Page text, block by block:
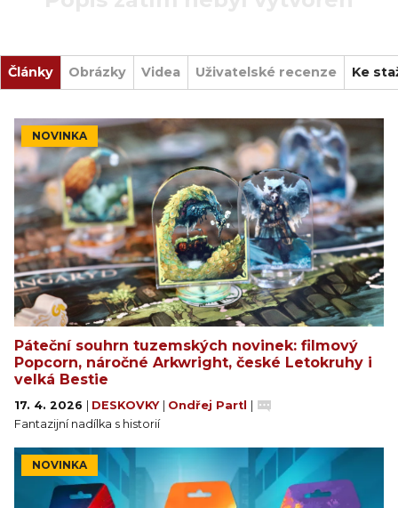
Články Obrázky Videa Uživatelské recenze Ke
NOVINKA
Páteční souhrn tuzemských novinek: filmový
Popcorn, náročné Arkwright, české Letokruhy i
velká Bestie
17. 4. 2026 DESKOVKY Ondřej Partl
Fantazijní nadílka s historií
NOVINKA